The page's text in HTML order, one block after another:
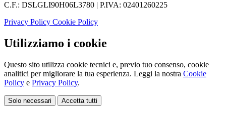
C.F.: DSLGLI90H06L3780 | P.IVA: 02401260225
Privacy Policy Cookie Policy
Utilizziamo i cookie
Questo sito utilizza cookie tecnici e, previo tuo consenso, cookie
analitici per migliorare la tua esperienza. Leggi la nostra Cookie
Policy e Privacy Policy.
Solo necessari Accetta tutti